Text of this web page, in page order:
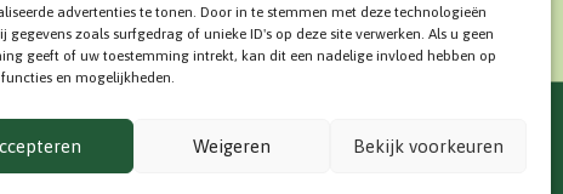
advertenties te tonen. Door in te stemmen met deze technologieën
gegevens zoals surfgedrag of unieke ID's op deze site verwerken. Als u geen
geeft of uw toestemming intrekt, kan dit een nadelige invloed hebben op
en mogelijkheden.
Weigeren Bekijk voorkeuren
VOLG ONS